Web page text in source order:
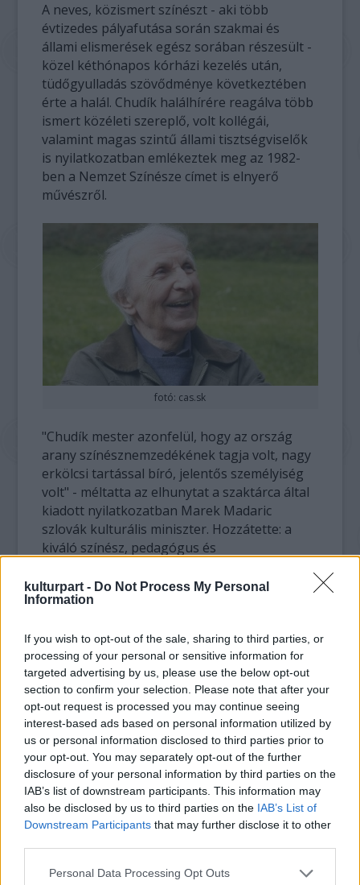
kulturpart - Do Not Process My Personal
Information
If you wish to opt-out of the sale, sharing to third parties, or
processing of your personal or sensitive information for
targeted advertising by us, please use the below opt-out
section to confirm your selection. Please note that after your
opt-out request is processed you may continue seeing
interest-based ads based on personal information utilized by
us or personal information disclosed to third parties prior to
your opt-out. You may separately opt-out of the further
disclosure of your personal information by third parties on the
IAB’s list of downstream participants. This information may
also be disclosed by us to third parties on the IAB’s List of
Downstream Participants that may further disclose it to other
Please note that this website/app uses one or more Google
Personal Data Processing Opt Outs
A neves, közismert színészt - aki több
évtizedes pályafutása során szakmai és
állami elismerések egész sorában részesült -
közel kéthónapos kórházi kezelés után,
tüdőgyulladás szövődménye következtében
érte a halál. Chudík halálhírére reagálva több
ismert közéleti szereplő, volt kollégái,
valamint magas szintű állami tisztségviselők
is nyilatkozatban emlékeztek meg az 1982-
ben a Nemzet Színésze címet is elnyerő
művészről.
fotó: cas.sk
"Chudík mester azonfelül, hogy az ország
arany színésznemzedékének tagja volt, nagy
erkölcsi tartással bíró, jelentős személyiség
volt" - méltatta az elhunytat a szaktárca által
kiadott nyilatkozatban Marek Madaric
szlovák kulturális miniszter. Hozzátette: a
kiváló színész, pedagógus és
távozásával bár tátongó űr keletkezik a
kulturális életben, a művész szellemi
alakításain, rádiós felvételein keresztül.
Ladislav Chudík 1924. május 27-én a
Breznóbányai (Brezno) járásban lévő
Kisgaram (Hronec) településen született,
felsőfokú tanulmányait a pozsonyi Komenský
Egyetem (UK) bölcsészettudományi karán
végezte, egyidejűleg a Pozsonyi
Konzervatórium dráma tagozatán is tanult.
Szakmai karrierjét a pozsonyi Szlovák
Nemzeti Színházban (SND) kezdte, később a
Pozsonyi Konzervatórium és az ugyancsak
tanáraként is dolgozott. Első filmes